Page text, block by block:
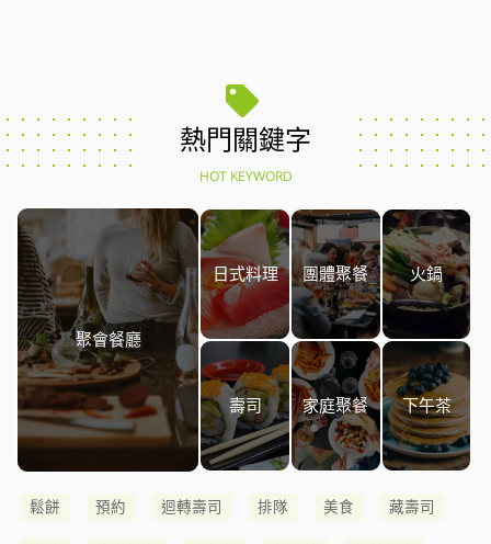
熱門關鍵字
HOT KEYWORD
聚會餐廳
日式料理 團體聚餐 火鍋
壽司 家庭聚餐 下午茶
鬆餅 預約 迴轉壽司 排隊 美食 藏壽司